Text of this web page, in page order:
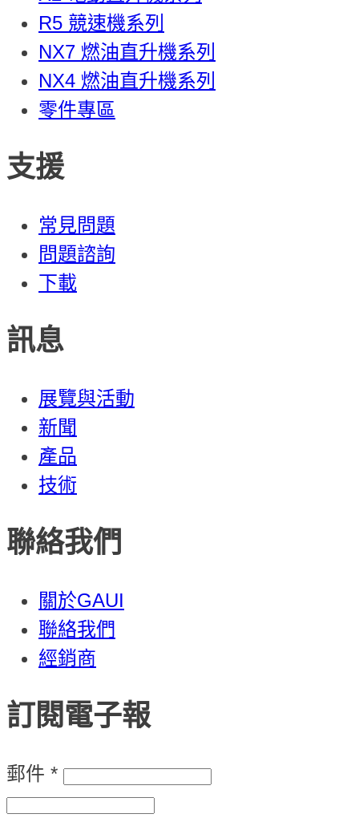
R5 競速機系列
NX7 燃油直升機系列
NX4 燃油直升機系列
零件專區
支援
常見問題
問題諮詢
下載
訊息
展覽與活動
新聞
產品
技術
聯絡我們
關於GAUI
聯絡我們
經銷商
訂閱電子報
郵件 *